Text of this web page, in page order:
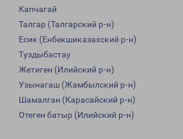
Капчагай
Талгар (Талгарский р-н)
Есик (Енбекшиказахский р-н)
Туздыбастау
Жетиген (Илийский р-н)
Узынагаш (Жамбылский р-н)
Шамалган (Карасайский р-н)
Отеген батыр (Илийский р-н)